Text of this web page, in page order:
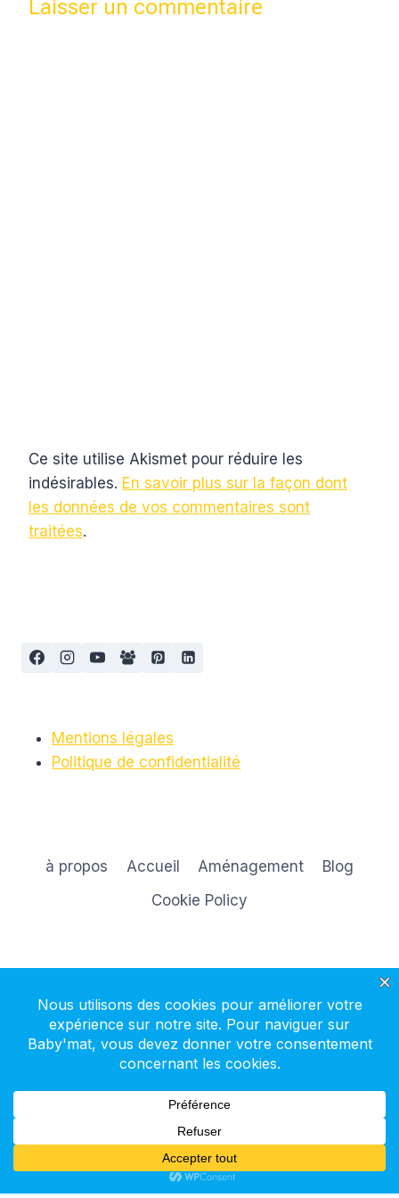
Laisser un commentaire
Ce site utilise Akismet pour réduire les
indésirables. En savoir plus sur la façon dont
les données de vos commentaires sont
traitées.
Mentions légales
Politique de confidentialité
à propos Accueil Aménagement
Blog
Cookie Policy
S'inscrire à la newsletter
Kadence WP